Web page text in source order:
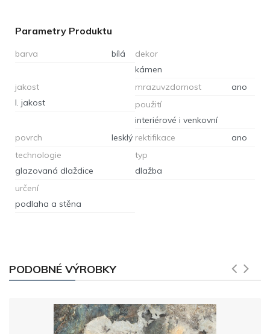
Parametry Produktu
barva bílá
dekor
kámen
jakost
I. jakost
mrazuvzdornost
ano
použití
interiérové i venkovní
povrch
lesklý rektifikace
ano
technologie
glazovaná dlaždice
typ
dlažba
určení
podlaha a stěna
PODOBNÉ VÝROBKY